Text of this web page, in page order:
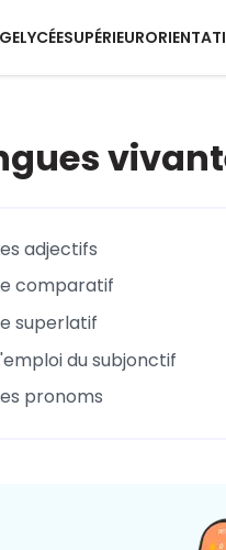
LYCÉESUPÉRIEUR
adjectifs
comparatif
superlatif
du subjonctif
pronoms